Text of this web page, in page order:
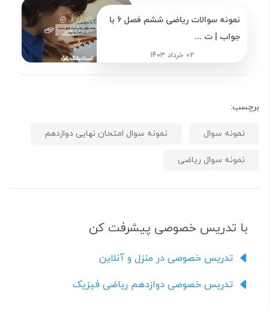
نمونه سوالات ریاضی ششم فصل 6 با
جواب | ت ...
02 خرداد 1403
برچسب:
نمونه سوال نمونه سوال امتحان نهایی دوازدهم
نمونه سوال ریاضی
با تدریس خصوصی پیشرفت کن
تدریس خصوصی در منزل و آنلاین
تدریس خصوصی دوازدهم ریاضی فیزیک